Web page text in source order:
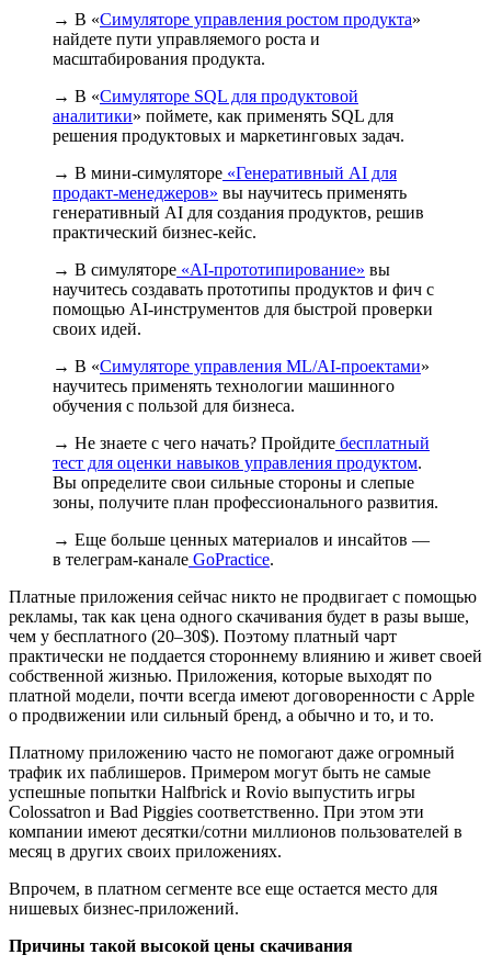
→ В «Симуляторе управления ростом продукта»
найдете пути управляемого роста и
масштабирования продукта.
→ В «Симуляторе SQL для продуктовой
аналитики» поймете, как применять SQL для
решения продуктовых и маркетинговых задач.
→ В мини-симуляторе «Генеративный AI для
продакт-менеджеров» вы научитесь применять
генеративный AI для создания продуктов, решив
практический бизнес-кейс.
→ В симуляторе «AI-прототипирование» вы
научитесь создавать прототипы продуктов и фич с
помощью AI-инструментов для быстрой проверки
своих идей.
→ В «Симуляторе управления ML/AI-проектами»
научитесь применять технологии машинного
обучения с пользой для бизнеса.
→ Не знаете с чего начать? Пройдите бесплатный
тест для оценки навыков управления продуктом.
Вы определите свои сильные стороны и слепые
зоны, получите план профессионального развития.
→ Еще больше ценных материалов и инсайтов —
в телеграм-канале GoPractice.
Платные приложения сейчас никто не продвигает с помощью
рекламы, так как цена одного скачивания будет в разы выше,
чем у бесплатного (20–30$). Поэтому платный чарт
практически не поддается стороннему влиянию и живет своей
собственной жизнью. Приложения, которые выходят по
платной модели, почти всегда имеют договоренности с Apple
о продвижении или сильный бренд, а обычно и то, и то.
Платному приложению часто не помогают даже огромный
трафик их паблишеров. Примером могут быть не самые
успешные попытки Halfbrick и Rovio выпустить игры
Colossatron и Bad Piggies соответственно. При этом эти
компании имеют десятки/сотни миллионов пользователей в
месяц в других своих приложениях.
Впрочем, в платном сегменте все еще остается место для
нишевых бизнес-приложений.
Причины такой высокой цены скачивания